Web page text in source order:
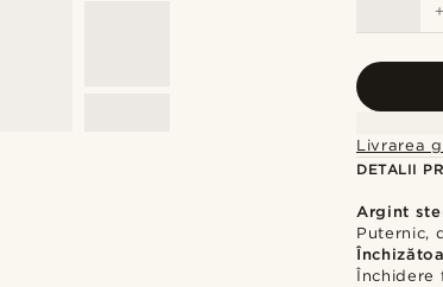
+
Livrarea
DETALII
Argint
Puternic,
Închidere